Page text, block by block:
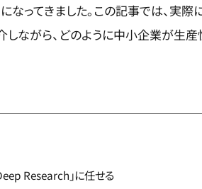
なってきました。この記事では、実
ながら、どのように中小企業が生産
Research」に任せる